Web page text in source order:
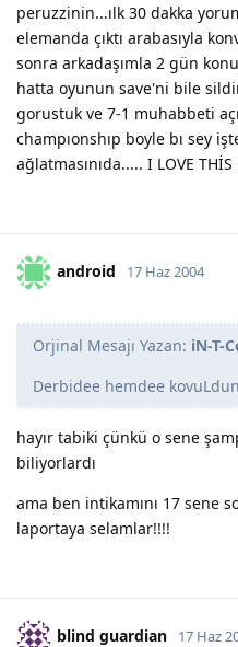
peruzzinin...ılk 30 dakka
elemanda çıktı arabasıyla
sonra arkadaşımla 2 gün
hatta oyunun save'ni bile
gorustuk ve 7-1 muhabbeti
champıonshıp boyle bı sey
ağlatmasınıda..... I LOVE THİS
android 17 Haz 2004
Orjinal Mesajı Yazan: iN-T-
Derbidee hemdee
hayır tabiki çünkü o sene
biliyorlardı
ama ben intikamını 17 sene
laportaya selamlar!!!!
blind guardian 17 Haz